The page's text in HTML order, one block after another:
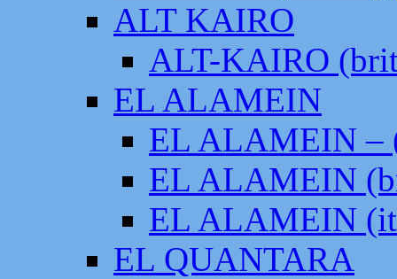
ALT KAIRO
ALT-KAIRO
EL ALAMEIN
EL ALAMEIN –
EL ALAMEIN
EL ALAMEIN
EL QUANTARA